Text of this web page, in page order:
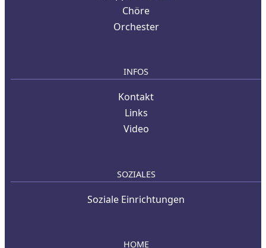
Chöre
Orchester
INFOS
Kontakt
Links
Video
SOZIALES
Soziale Einrichtungen
HOME